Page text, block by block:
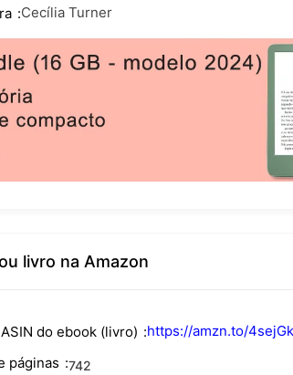
Cecília Turner
livro na Amazon
do ebook (livro)
https://amzn.to/
páginas
742